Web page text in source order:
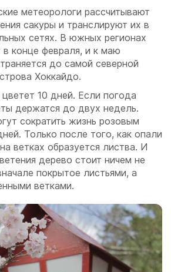
метеорологи рассчитывают
сакуры и транслируют их в
сетях. В южных регионах
в конце февраля, и к маю
до самой северной
Хоккайдо.
10 дней. Если погода
держатся до двух недель.
сократить жизнь розовым
Только после того, как опали
ветках образуется листва. И
дерево стоит ничем не
покрытое листьями, а
ветками.